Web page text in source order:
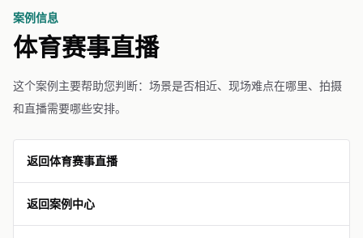
案例信息
体育赛事直播
这个案例主要帮助您判断：场景是否相近、现场难点在哪里、拍摄
和直播需要哪些安排。
返回体育赛事直播
返回案例中心